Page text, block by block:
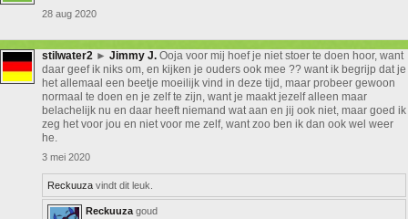
28 aug 2020
stilwater2 ► Jimmy J. Ooja voor mij hoef je niet stoer te doen hoor, want
daar geef ik niks om, en kijken je ouders ook mee ?? want ik begrijp dat je
het allemaal een beetje moeilijk vind in deze tijd, maar probeer gewoon
normaal te doen en je zelf te zijn, want je maakt jezelf alleen maar
belachelijk nu en daar heeft niemand wat aan en jij ook niet, maar goed ik
zeg het voor jou en niet voor me zelf, want zoo ben ik dan ook wel weer
he.
3 mei 2020
Reckuuza vindt dit leuk.
Reckuuza goud